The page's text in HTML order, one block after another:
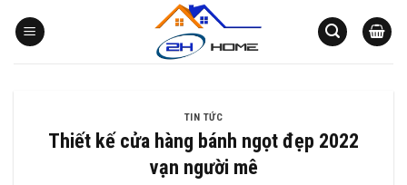
qua
TIN TỨC
Thiết kế cửa hàng bánh ngọt đẹp 2022
vạn người mê